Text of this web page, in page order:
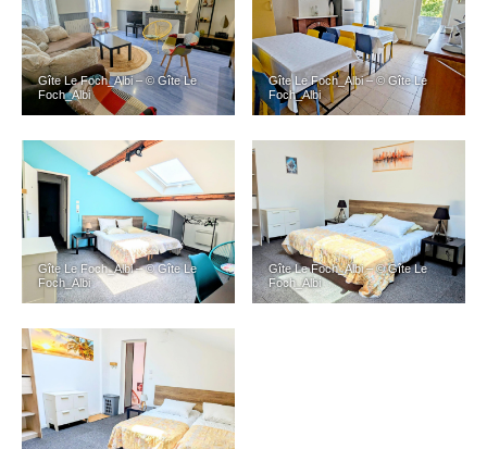
Gîte Le Foch_Albi – © Gîte Le
Foch_Albi
Gîte Le Foch_Albi – © Gîte Le
Foch_Albi
Gîte Le Foch_Albi – © Gîte Le
Foch_Albi
Gîte Le Foch_Albi – © Gîte Le
Foch_Albi